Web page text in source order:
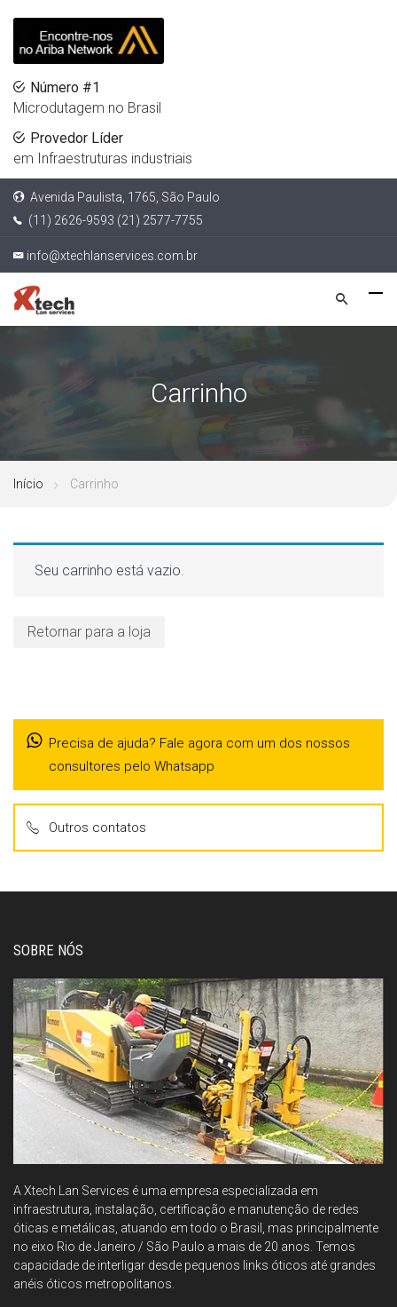
Número #1
Microdutagem no Brasil
Provedor Líder
em Infraestruturas industriais
Avenida Paulista, 1765, São Paulo
(11) 2626-9593 (21) 2577-7755
info@xtechlanservices.com.br
Carrinho
Início Carrinho
Seu carrinho está vazio.
Retornar para a loja
Precisa de ajuda? Fale agora com um dos nossos
consultores pelo Whatsapp
Outros contatos
SOBRE NÓS
A Xtech Lan Services é uma empresa especializada em
infraestrutura, instalação, certificação e manutenção de redes
óticas e metálicas, atuando em todo o Brasil, mas principalmente
no eixo Rio de Janeiro / São Paulo a mais de 20 anos. Temos
capacidade de interligar desde pequenos links óticos até grandes
anéis óticos metropolitanos.